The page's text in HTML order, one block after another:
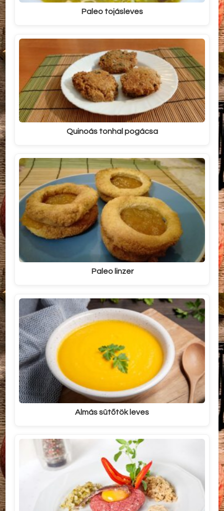
Paleo tojásleves
Quinoás tonhal pogácsa
Paleo linzer
Almás sütőtök leves